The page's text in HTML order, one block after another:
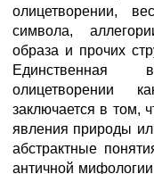
олицетворении,
символа,
образа и прочих
Единственная
олицетворении
заключается в том,
явления природы
абстрактные
античной